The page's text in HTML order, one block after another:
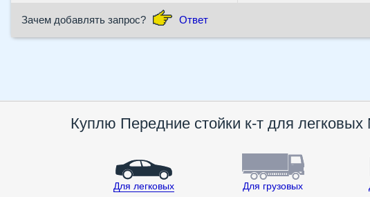
Зачем добавлять запрос? Ответ
Куплю Передние стойки к-т для легковых
Для легковых Для грузовых